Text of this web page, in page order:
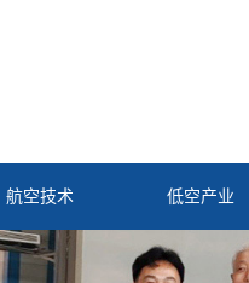
航空技术 低空产业